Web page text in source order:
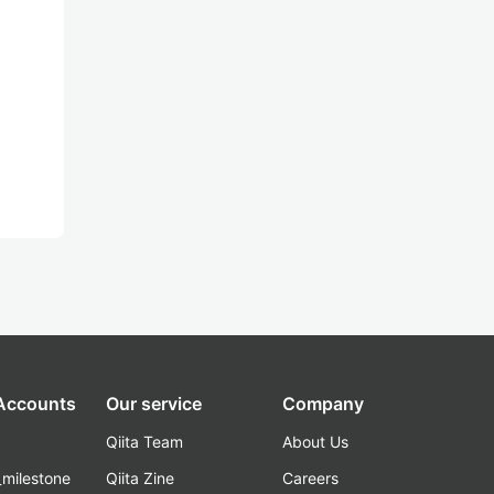
Our service
Qiita Team
Qiita Zine
Company
About Us
Careers